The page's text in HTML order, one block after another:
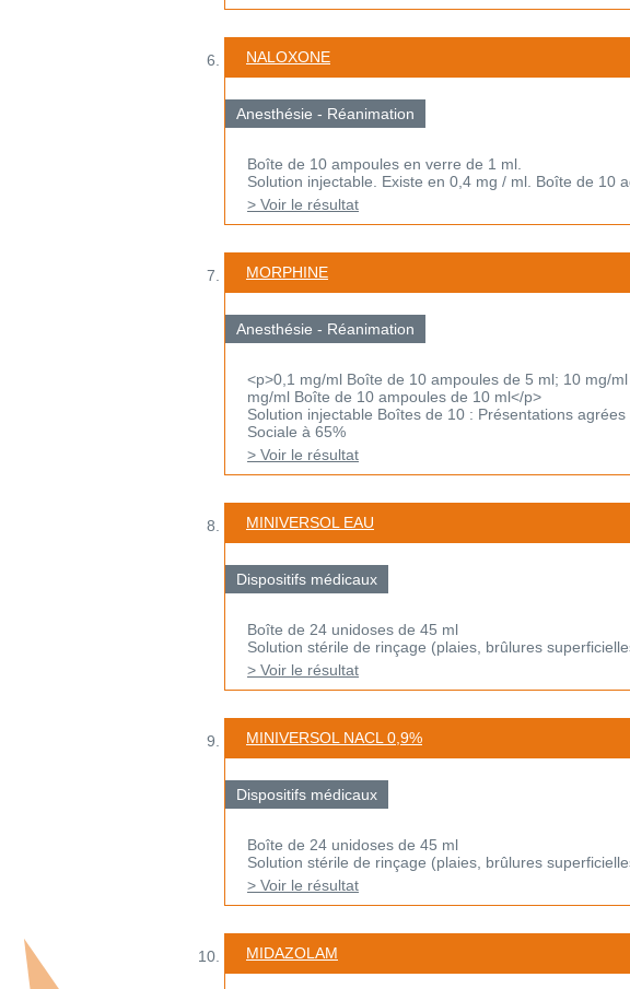
NALOXONE
Anesthésie - Réanimation
Boîte de 10 ampoules en verre de 1 ml.
Solution injectable. Existe en 0,4 mg / ml. Boîte de 10
> Voir le résultat
MORPHINE
Anesthésie - Réanimation
<p>0,1 mg/ml Boîte de 10 ampoules de 5 ml; 10 mg/
mg/ml Boîte de 10 ampoules de 10 ml</p>
Solution injectable Boîtes de 10 : Présentations
Sociale à 65%
> Voir le résultat
MINIVERSOL EAU
Dispositifs médicaux
Boîte de 24 unidoses de 45 ml
Solution stérile de rinçage (plaies, brûlures
> Voir le résultat
MINIVERSOL NACL 0,9%
Dispositifs médicaux
Boîte de 24 unidoses de 45 ml
Solution stérile de rinçage (plaies, brûlures
> Voir le résultat
MIDAZOLAM